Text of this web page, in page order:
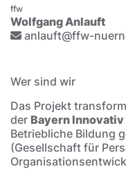
ffw
Wolfgang Anlauft
anlauft@ffw-
Wer sind wir
Das Projekt
der Bayern Innovativ
Betriebliche Bildung
(Gesellschaft für